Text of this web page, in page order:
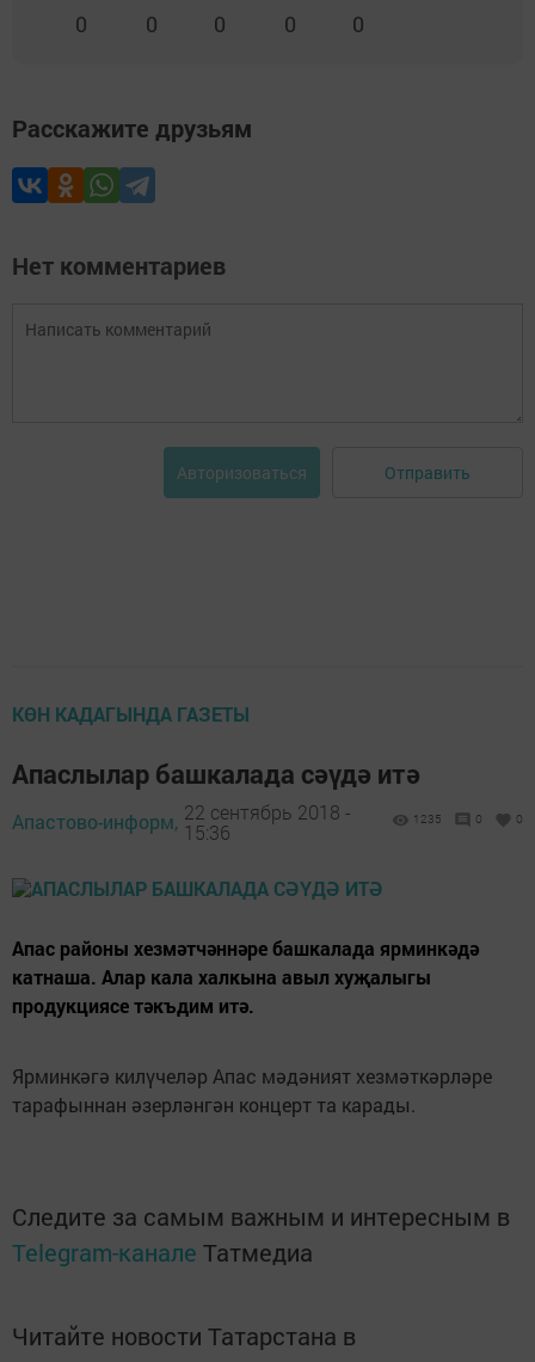
0 0 0 0 0
Расскажите друзьям
Нет комментариев
Авторизоваться Отправить
КӨН КАДАГЫНДА ГАЗЕТЫ
Апаслылар башкалада сәүдә итә
Апастово-информ, 22 сентябрь 2018 -
15:36
1235 0 0
Апас районы хезмәтчәннәре башкалада ярминкәдә
катнаша. Алар кала халкына авыл хуҗалыгы
продукциясе тәкъдим итә.
Ярминкәгә килүчеләр Апас мәдәният хезмәткәрләре
тарафыннан әзерләнгән концерт та карады.
Следите за самым важным и интересным в
Telegram-канале Татмедиа
Читайте новости Татарстана в